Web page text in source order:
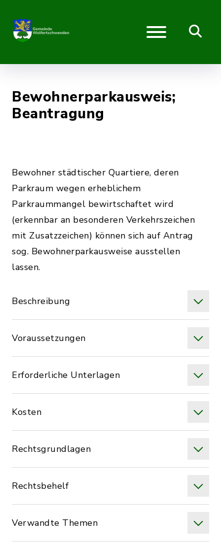
Bewohnerparkausweis;
Beantragung
Bewohner städtischer Quartiere, deren
Parkraum wegen erheblichem
Parkraummangel bewirtschaftet wird
(erkennbar an besonderen Verkehrszeichen
mit Zusatzzeichen) können sich auf Antrag
sog. Bewohnerparkausweise ausstellen
lassen.
Beschreibung
Voraussetzungen
Erforderliche Unterlagen
Kosten
Rechtsgrundlagen
Rechtsbehelf
Verwandte Themen